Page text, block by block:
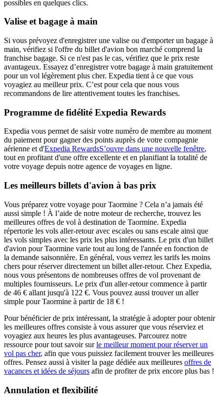
possibles en quelques clics.
Valise et bagage à main
Si vous prévoyez d'enregistrer une valise ou d'emporter un bagage à
main, vérifiez si l'offre du billet d'avion bon marché comprend la
franchise bagage. Si ce n'est pas le cas, vérifiez que le prix reste
avantageux. Essayez d’enregistrer votre bagage à main gratuitement
pour un vol légèrement plus cher. Expedia tient à ce que vous
voyagiez au meilleur prix. C’est pour cela que nous vous
recommandons de lire attentivement toutes les franchises.
Programme de fidélité Expedia Rewards
Expedia vous permet de saisir votre numéro de membre au moment
du paiement pour gagner des points auprès de votre compagnie
aérienne et d'Expedia RewardsS’ouvre dans une nouvelle fenêtre,
tout en profitant d'une offre excellente et en planifiant la totalité de
votre voyage depuis notre agence de voyages en ligne.
Les meilleurs billets d'avion à bas prix
Vous préparez votre voyage pour Taormine ? Cela n’a jamais été
aussi simple ! À l’aide de notre moteur de recherche, trouvez les
meilleures offres de vol à destination de Taormine. Expedia
répertorie les vols aller-retour avec escales ou sans escale ainsi que
les vols simples avec les prix les plus intéressants. Le prix d'un billet
d'avion pour Taormine varie tout au long de l'année en fonction de
la demande saisonnière. En général, vous verrez les tarifs les moins
chers pour réserver directement un billet aller-retour. Chez Expedia,
nous vous présentons de nombreuses offres de vol provenant de
multiples fournisseurs. Le prix d'un aller-retour commence à partir
de 46 € allant jusqu'à 122 €. Vous pouvez aussi trouver un aller
simple pour Taormine à partir de 18 € !
Pour bénéficier de prix intéressant, la stratégie à adopter pour obtenir
les meilleures offres consiste à vous assurer que vous réserviez et
voyagiez aux heures les plus avantageuses. Parcourez notre
ressource pour tout savoir surle meilleur moment pour réserver un
vol pas cher, afin que vous puissiez facilement trouver les meilleures
offres. Pensez aussi à visiter la page dédiée aux meilleures offres de
vacances et idées de séjours afin de profiter de prix encore plus bas !
Annulation et flexibilité